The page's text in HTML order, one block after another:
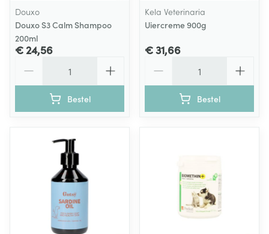
Douxo
Douxo S3 Calm Shampoo
200ml
€ 24,56
Bestel
Kela Veterinaria
Uiercreme 900g
€ 31,66
Bestel